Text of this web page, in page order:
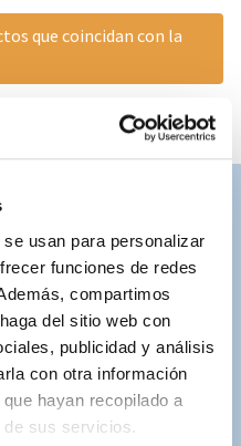
usan para personalizar
funciones de redes
compartimos
del sitio web con
publicidad y análisis
con otra información
hayan recopilado a
de sus servicios.
que coincidan con la
solucionar cualquier duda.
100€ (España peninsular)
a través de tarjeta o